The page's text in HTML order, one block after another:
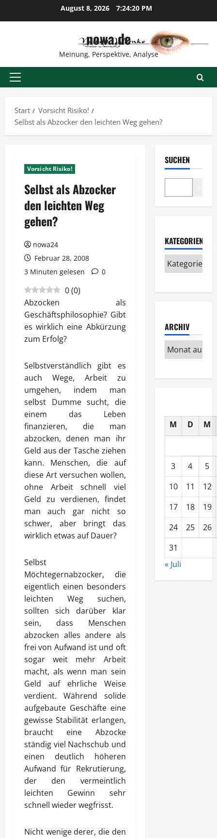
August 8, 2026 7:24:21 PM
nowa.de
Meinung, Perspektive, Analyse
Primäres
Start
Vorsicht Risiko!
Selbst als Abzocker den leichten Weg gehen?
Vorsicht Risiko!
Selbst als Abzocker
den leichten Weg
gehen?
nowa24
Februar 28, 2008
3 Minuten gelesen
0
0(0)
Abzocken als
Geschäftsphilosophie? Gibt
es wirklich eine Abkürzung
zum Erfolg?
Selbstverständlich gibt es
auch Wege, Arbeit zu
umgehen, indem man
selbst Dumme sucht, die
einem das Leben
finanzieren, die man
abzocken, denen man ihr
Geld aus der Tasche ziehen
kann. Menschen, die auf
diese Art versuchen wollen,
ohne Arbeit schnell viel
Geld zu verdienen, findet
man auch gar nicht so
schwer, aber bringt das
wirklich etwas auf Dauer?
Selbst
Möchtegernabzocker, die
eigentlich einen besonders
leichten Weg suchen,
sollten sich darüber klar
sein, dass Menschen
abzocken alles andere als
frei von Aufwand ist und oft
sogar weit mehr Arbeit
macht, als wenn man sein
Geld auf ehrliche Weise
verdient. Während solide
aufgebaute Geschäfte eine
gewisse Stabilität erlangen,
braucht eine Abzocke
ständig viel Nachschub und
einen deutlich höheren
Aufwand für Rekrutierung,
der den vermeintlich
leichten Gewinn sehr
schnell wieder wegfrisst.
Nicht wenige derer, die den
SUCHEN
KATEGORIEN
ARCHIV
M D M
3 4
5
10
11
12
17
18
19
24
25
26
31
« Juli